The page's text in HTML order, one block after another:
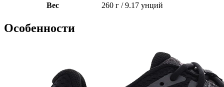
Вес
260 г / 9.17 унций
Особенности